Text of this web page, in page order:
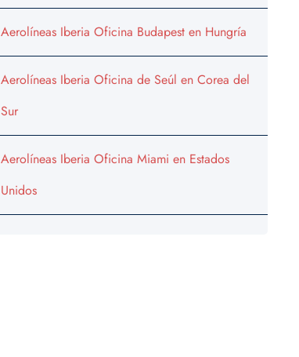
Aerolíneas Iberia Oficina Budapest en Hungría
Aerolíneas Iberia Oficina de Seúl en Corea del
Sur
Aerolíneas Iberia Oficina Miami en Estados
Unidos